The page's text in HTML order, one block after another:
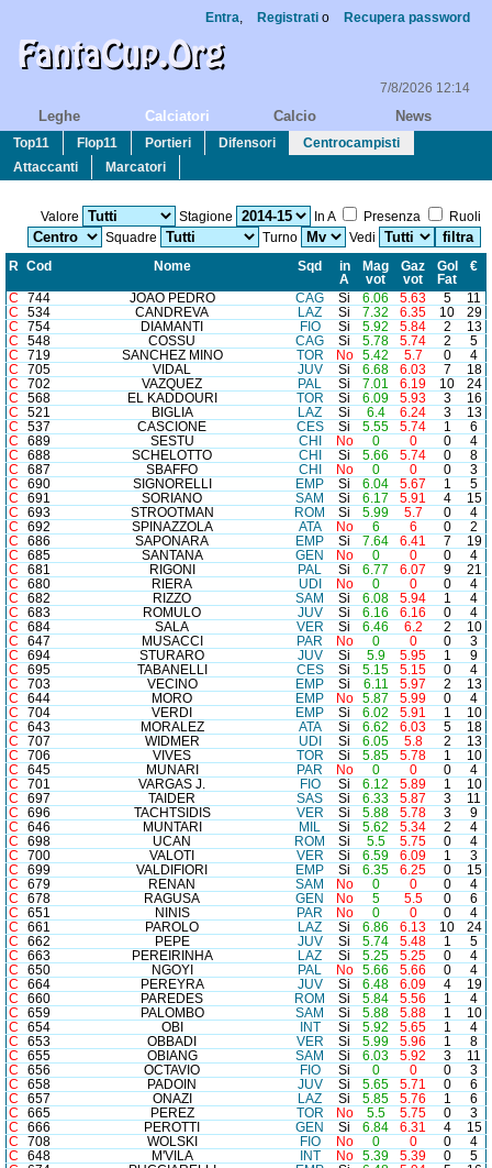
Entra, Registrati o Recupera password
7/8/2026 12:14
Leghe Calciatori Calcio News
Top11 Flop11 Portieri Difensori
Centrocampisti
Attaccanti
Marcatori
Valore Stagione In A Presenza
Ruoli
Squadre
Turno
Vedi
R Cod Nome Sqd
in
A
Mag
vot
Gaz
vot
Gol
Fat
€
C 744 JOAO PEDRO CAG Si 6.06 5.63 5
11
C
534 CANDREVA LAZ Si 7.32 6.35 10
29
C
754 DIAMANTI FIO Si 5.92 5.84 2
13
C
548 COSSU CAG Si 5.78 5.74 2
5
C
719 SANCHEZ MINO TOR No 5.42 5.7 0
4
C
705 VIDAL JUV Si 6.68 6.03 7
18
C
702 VAZQUEZ PAL Si 7.01 6.19 10
24
C
568 EL KADDOURI TOR Si 6.09 5.93 3
16
C
521 BIGLIA LAZ Si 6.4 6.24 3
13
C
537 CASCIONE CES Si 5.55 5.74 1
6
C
689 SESTU CHI No 0 0 0
4
C
688 SCHELOTTO CHI Si 5.66 5.74 0
8
C
687 SBAFFO CHI No 0 0 0
3
C
690 SIGNORELLI EMP Si 6.04 5.67 1
5
C
691 SORIANO SAM Si 6.17 5.91 4
15
C
693 STROOTMAN ROM Si 5.99 5.7 0
4
C
692 SPINAZZOLA ATA No 6 6 0
2
C
686 SAPONARA EMP Si 7.64 6.41 7
19
C
685 SANTANA GEN No 0 0 0
4
C
681 RIGONI PAL Si 6.77 6.07 9
21
C
680 RIERA UDI No 0 0 0
4
C
682 RIZZO SAM Si 6.08 5.94 1
4
C
683 ROMULO JUV Si 6.16 6.16 0
4
C
684 SALA VER Si 6.46 6.2 2
10
C
647 MUSACCI PAR No 0 0 0
3
C
694 STURARO JUV Si 5.9 5.95 1
9
C
695 TABANELLI CES Si 5.15 5.15 0
4
C
703 VECINO EMP Si 6.11 5.97 2
13
C
644 MORO EMP No 5.87 5.99 0
4
C
704 VERDI EMP Si 6.02 5.91 1
10
C
643 MORALEZ ATA Si 6.62 6.03 5
18
C
707 WIDMER UDI Si 6.05 5.8 2
13
C
706 VIVES TOR Si 5.85 5.78 1
10
C
645 MUNARI PAR No 0 0 0
4
C
701 VARGAS J. FIO Si 6.12 5.89 1
10
C
697 TAIDER SAS Si 6.33 5.87 3
11
C
696 TACHTSIDIS VER Si 5.88 5.78 3
9
C
646 MUNTARI MIL Si 5.62 5.34 2
4
C
698 UCAN ROM Si 5.5 5.75 0
4
C
700 VALOTI VER Si 6.59 6.09 1
3
C
699 VALDIFIORI EMP Si 6.35 6.25 0
15
C
679 RENAN SAM No 0 0 0
4
C
678 RAGUSA GEN No 5 5.5 0
6
C
651 NINIS PAR No 0 0 0
4
C
661 PAROLO LAZ Si 6.86 6.13 10
24
C
662 PEPE JUV Si 5.74 5.48 1
5
C
663 PEREIRINHA LAZ Si 5.25 5.25 0
4
C
650 NGOYI PAL No 5.66 5.66 0
4
C
664 PEREYRA JUV Si 6.48 6.09 4
19
C
660 PAREDES ROM Si 5.84 5.56 1
4
C
659 PALOMBO SAM Si 5.88 5.88 1
10
C
654 OBI INT Si 5.92 5.65 1
4
C
653 OBBADI VER Si 5.99 5.96 1
8
C
655 OBIANG SAM Si 6.03 5.92 3
11
C
656 OCTAVIO FIO Si 0 0 0
3
C
658 PADOIN JUV Si 5.65 5.71 0
6
C
657 ONAZI LAZ Si 5.85 5.76 1
6
C
665 PEREZ TOR No 5.5 5.75 0
3
C
666 PEROTTI GEN Si 6.84 6.31 4
15
C
708 WOLSKI FIO No 0 0 0
4
C
648 M'VILA INT No 5.39 5.39 0
5